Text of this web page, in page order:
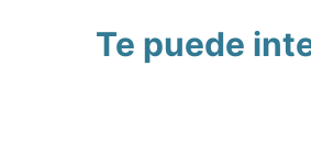
Te puede